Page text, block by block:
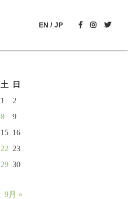
EN / JP
土
日
1
2
8
9
15 16
22 23
29 30
9月 »